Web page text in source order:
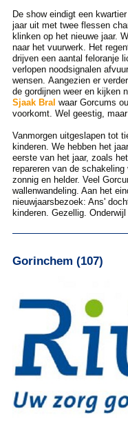
De show eindigt een
jaar uit met twee flessen
klinken op het nieuwe jaar.
naar het vuurwerk. Het
drijven een aantal feloranje
verlopen noodsignalen
wensen. Aangezien er
de gordijnen weer en kijken
Sjaak Bral waar Gorcums
voorkomt. Wel geestig,
Vanmorgen uitgeslapen tot
kinderen. We hebben het
eerste van het jaar, zoals
repareren van de
zonnig en helder. Veel
wallenwandeling. Aan het
nieuwjaarsbezoek: Ans'
kinderen. Gezellig.
Gorinchem (107)